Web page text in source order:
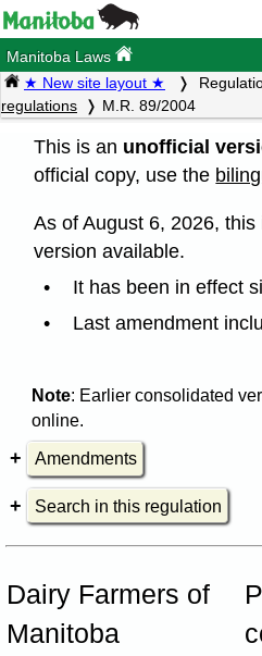
Manitoba Laws
★ New site layout ★
regulations
M.R. 89/2004
This is an unofficial
official copy, use the
As of August 6, 2026,
version available.
It has been in effect
Last amendment
Note: Earlier consolidated
online.
Amendments
Search in this regulation
Dairy Farmers of
Manitoba